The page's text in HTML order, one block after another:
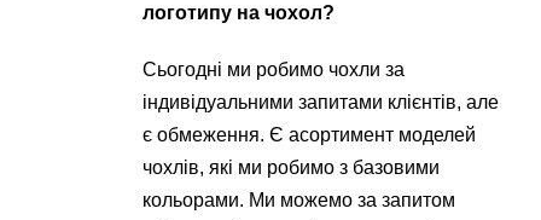
логотипу на чохол?
Сьогодні ми робимо чохли за
індивідуальними запитами клієнтів, але
є обмеження. Є асортимент моделей
чохлів, які ми робимо з базовими
кольорами. Ми можемо за запитом